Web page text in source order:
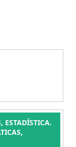
ESTADÍSTICA.